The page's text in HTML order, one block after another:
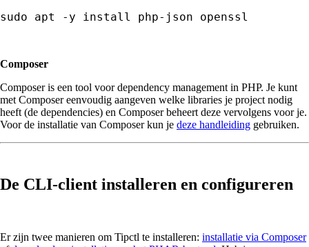
sudo apt -y install php-json openssl
Composer
Composer is een tool voor dependency management in PHP. Je kunt
met Composer eenvoudig aangeven welke libraries je project nodig
heeft (de dependencies) en Composer beheert deze vervolgens voor je.
Voor de installatie van Composer kun je deze handleiding gebruiken.
De CLI-client installeren en configureren
Er zijn twee manieren om Tipctl te installeren: installatie via Composer